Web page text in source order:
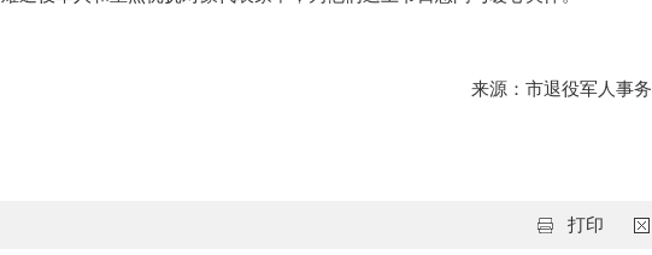
来源： 市退役军人事
打印